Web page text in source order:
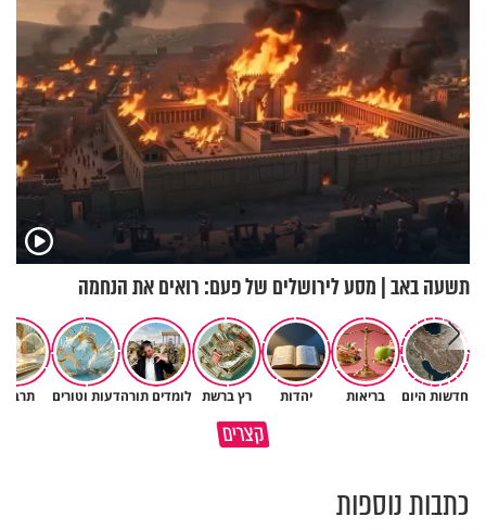
תשעה באב | מסע לירושלים של פעם: רואים את הנחמה
חדשות היום בריאות יהדות רץ ברשת לומדים תורהדעות וטורים
קצריםמדוע האמונה נמשלה למלח?
גם ׳הרע׳ זה הרחמים של בורא
כתבות נוספות